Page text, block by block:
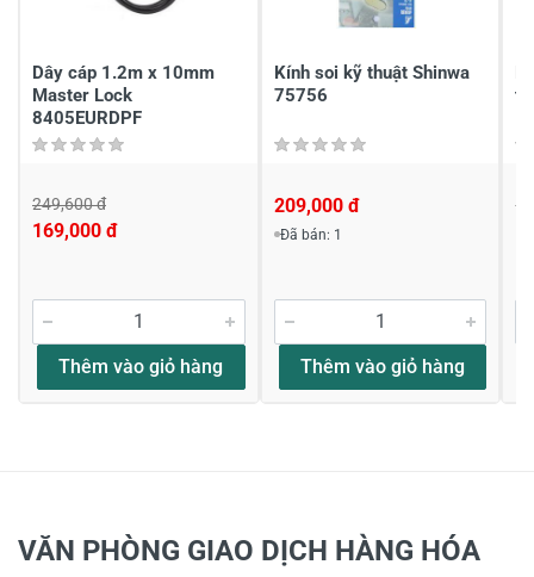
Viết nhận xét về sản phẩm
Đánh giá sao
Dây cáp 1.2m x 10mm
Master Lock
8405EURDPF
249,600 đ
169,000 đ
Thêm vào giỏ hàng
Kính soi kỹ thuật Shinwa
75756
209,000 đ
Đã bán: 1
Thêm vào giỏ hàng
VĂN PHÒNG GIAO DỊCH HÀNG HÓA